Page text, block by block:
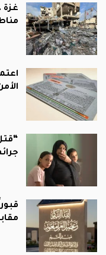
مقابل 550 دينارا